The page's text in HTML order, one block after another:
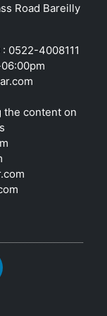
Road Bareilly
0522-4008111
the content on